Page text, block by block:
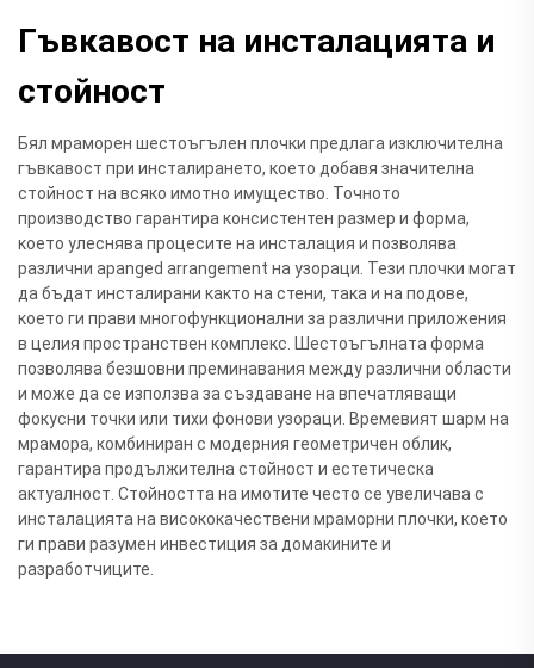
Гъвкавост на инсталацията и
стойност
Бял мраморен шестоъгълен плочки предлага изключителна
гъвкавост при инсталирането, което добавя значителна
стойност на всяко имотно имущество. Точното
производство гарантира консистентен размер и форма,
което улеснява процесите на инсталация и позволява
различни арanged arrangement на узораци. Тези плочки могат
да бъдат инсталирани както на стени, така и на подове,
което ги прави многофункционални за различни приложения
в целия пространствен комплекс. Шестоъгълната форма
позволява безшовни преминавания между различни области
и може да се използва за създаване на впечатляващи
фокусни точки или тихи фонови узораци. Времевият шарм на
мрамора, комбиниран с модерния геометричен облик,
гарантира продължителна стойност и естетическа
актуалност. Стойността на имотите често се увеличава с
инсталацията на висококачествени мраморни плочки, което
ги прави разумен инвестиция за домакините и
разработчиците.